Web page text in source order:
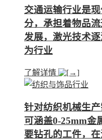
交通运输行业是
分，承担着物品
发展，激光技术逐
为行业
了解详情
针对纺织机械生
可涵盖0-25mm金
要钻孔的工件，